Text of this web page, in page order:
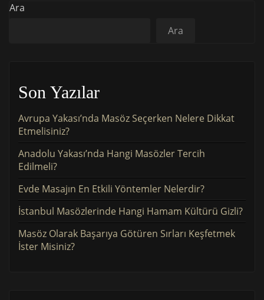
Ara
Ara
Son Yazılar
Avrupa Yakası’nda Masöz Seçerken Nelere Dikkat
Etmelisiniz?
Anadolu Yakası’nda Hangi Masözler Tercih
Edilmeli?
Evde Masajın En Etkili Yöntemler Nelerdir?
İstanbul Masözlerinde Hangi Hamam Kültürü Gizli?
Masöz Olarak Başarıya Götüren Sırları Keşfetmek
İster Misiniz?